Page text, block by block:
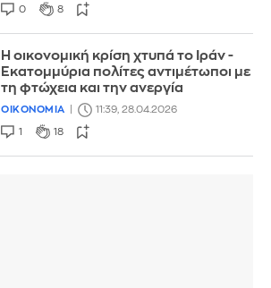
0 8
Η οικονομική κρίση χτυπά το Ιράν -
Εκατομμύρια πολίτες αντιμέτωποι με
τη φτώχεια και την ανεργία
ΟΙΚΟΝΟΜΙΑ 11:39, 28.04.2026
1 18